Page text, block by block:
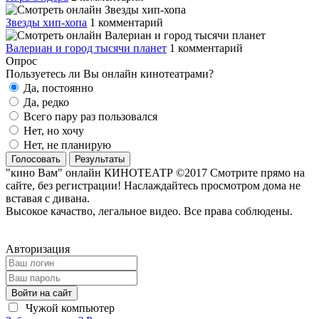
Звезды хип-хопа 1 комментарий
Валериан и город тысячи планет 1 комментарий
Опрос
Пользуетесь ли Вы онлайн кинотеатрами?
Да, постоянно
Да, редко
Всего пару раз пользовался
Нет, но хочу
Нет, не планирую
Голосовать Результаты
"кино Вам" онлайн КИНОТЕАТР ©2017 Смотрите прямо на
сайте, без регистрации! Наслаждайтесь просмотром дома не
вставая с дивана.
Высокое качаство, легальное видео. Все права соблюдены.
Авторизация
Войти на сайт
Чужой компьютер